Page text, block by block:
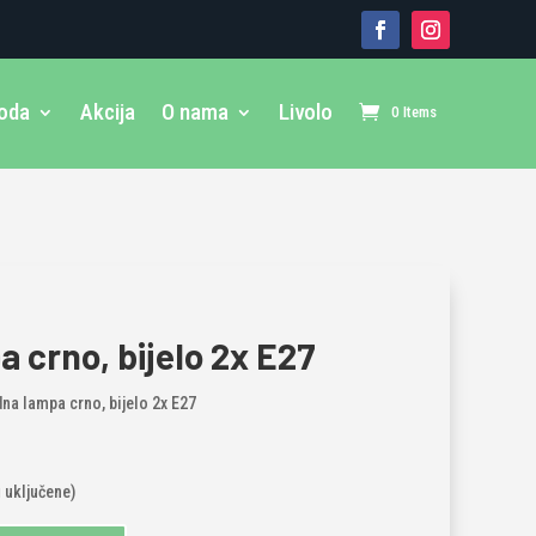
Akcija O nama Livolo 0 Items
crno, bijelo 2x E27
lampa crno, bijelo 2x E27
uključene)